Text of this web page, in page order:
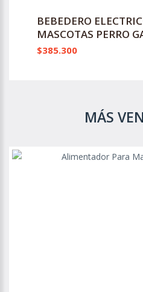
BEBEDERO
MASCOTAS PERRO
$385.300
MÁS